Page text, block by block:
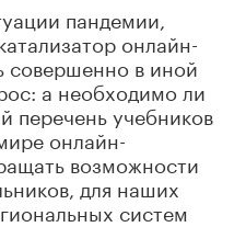
пандемии,
онлайн-
совершенно в иной
а необходимо ли
перечень учебников
онлайн-
возможности
для наших
систем